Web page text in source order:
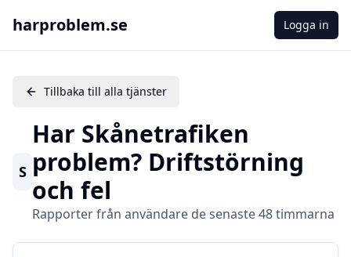
harproblem.se Logga in
Tillbaka till alla tjänster
S
Har Skånetrafiken
problem? Driftstörning
och fel
Rapporter från användare de senaste 48 timmarna
Rapporterade problem